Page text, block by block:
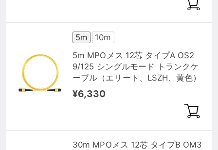
5m
10m
5m MPOメス 12芯 タイプA OS2
9/125 シングルモード トランクケ
ーブル（エリート、LSZH、黄色）
¥6,330
30m MPOメス 12芯 タイプB OM3